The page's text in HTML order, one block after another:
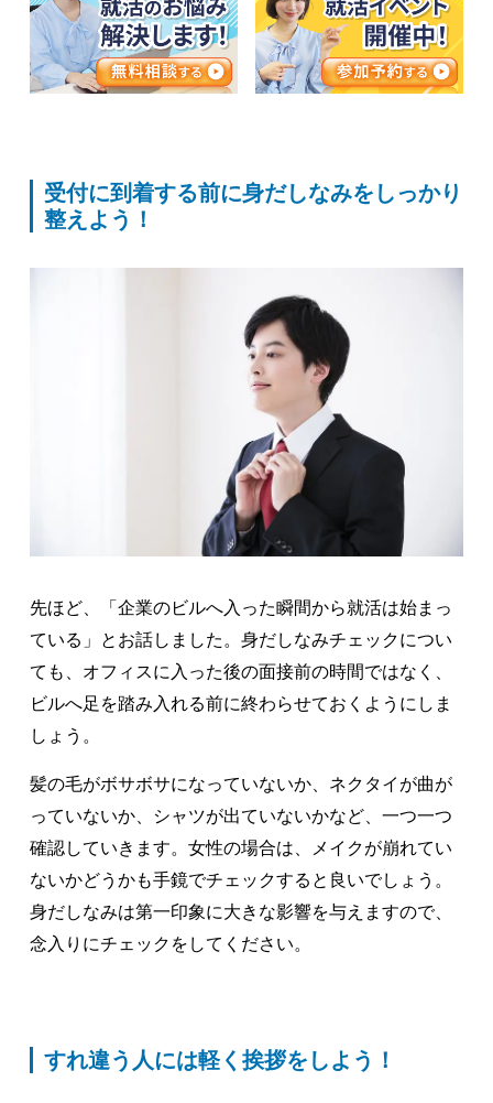
受付に到着する前に身だしなみをしっかり
整えよう！
先ほど、「企業のビルへ入った瞬間から就活は始まっ
ている」とお話しました。身だしなみチェックについ
ても、オフィスに入った後の面接前の時間ではなく、
ビルへ足を踏み入れる前に終わらせておくようにしま
しょう。
髪の毛がボサボサになっていないか、ネクタイが曲が
っていないか、シャツが出ていないかなど、一つ一つ
確認していきます。女性の場合は、メイクが崩れてい
ないかどうかも手鏡でチェックすると良いでしょう。
身だしなみは第一印象に大きな影響を与えますので、
念入りにチェックをしてください。
すれ違う人には軽く挨拶をしよう！